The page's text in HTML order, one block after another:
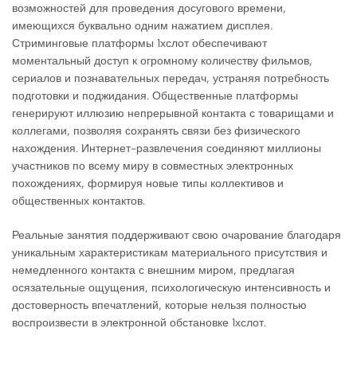
возможностей для проведения досугового времени,
имеющихся буквально одним нажатием дисплея.
Стриминговые платформы 1хслот обеспечивают
моментальный доступ к огромному количеству фильмов,
сериалов и познавательных передач, устраняя потребность
подготовки и поджидания. Общественные платформы
генерируют иллюзию непрерывной контакта с товарищами и
коллегами, позволяя сохранять связи без физического
нахождения. Интернет-развлечения соединяют миллионы
участников по всему миру в совместных электронных
похождениях, формируя новые типы коллективов и
общественных контактов.
Реальные занятия поддерживают свою очарование благодаря
уникальным характеристикам материального присутствия и
немедленного контакта с внешним миром, предлагая
осязательные ощущения, психологическую интенсивность и
достоверность впечатлений, которые нельзя полностью
воспроизвести в электронной обстановке 1хслот.